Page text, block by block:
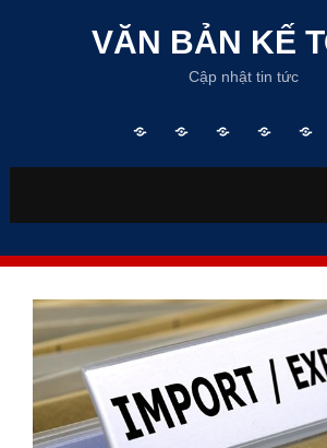
content
VĂN BẢN KẾ
Cập nhật tin tức
chủ
VẤN
BẢN
BẢN